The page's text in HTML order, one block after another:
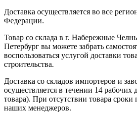
Доставка осуществляется во все
Федерации.
Товар со склада в г. Набережные
Петербург вы можете забрать
воспользоваться услугой доставки
строительства.
Доставка со складов импортеров и
осуществляется в течении 14
товара). При отсутствии товара сроки
наших менеджеров.